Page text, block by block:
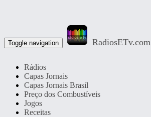
Toggle navigation RadiosETv.com
Rádios
Capas Jornais
Capas Jornais Brasil
Preço dos Combustíveis
Jogos
Receitas